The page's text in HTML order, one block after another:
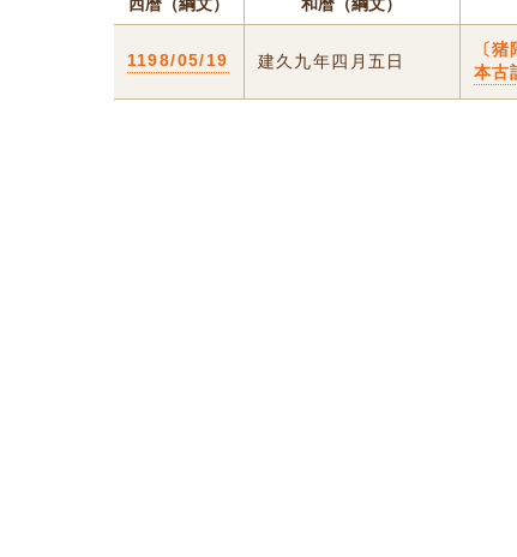
西暦（綱文） 和暦（綱文）
1198/05/19 建久九年四月五日
〔
本古